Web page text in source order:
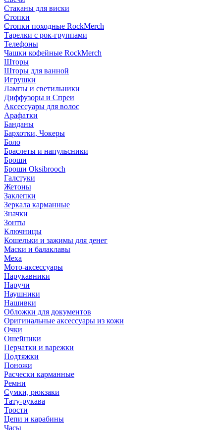
Стаканы для виски
Стопки
Стопки походные RockMerch
Тарелки с рок-группами
Телефоны
Чашки кофейные RockMerch
Шторы
Шторы для ванной
Игрушки
Лампы и светильники
Диффузоры и Спреи
Аксессуары для волос
Арафатки
Банданы
Бархотки, Чокеры
Боло
Браслеты и напульсники
Броши
Броши Oksibrooch
Галстуки
Жетоны
Заклепки
Зеркала карманные
Значки
Зонты
Ключницы
Кошельки и зажимы для денег
Маски и балаклавы
Меха
Мото-аксессуары
Нарукавники
Наручи
Наушники
Нашивки
Обложки для документов
Оригинальные аксессуары из кожи
Очки
Ошейники
Перчатки и варежки
Подтяжки
Поножи
Расчески карманные
Ремни
Сумки, рюкзаки
Тату-рукава
Трости
Цепи и карабины
Часы